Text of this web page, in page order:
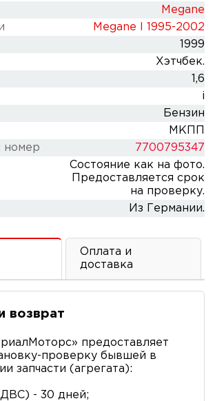
Megane
Megane I 1995-2002
1999
Хэтчбек.
1,6
i
Бензин
МКПП
номер
7700795347
Состояние как на фото.
Предоставляется срок
на проверку.
Из Германии.
Оплата и
доставка
возврат
предоставляет
проверку бывшей в
запчасти (агрегата):
- 30 дней;